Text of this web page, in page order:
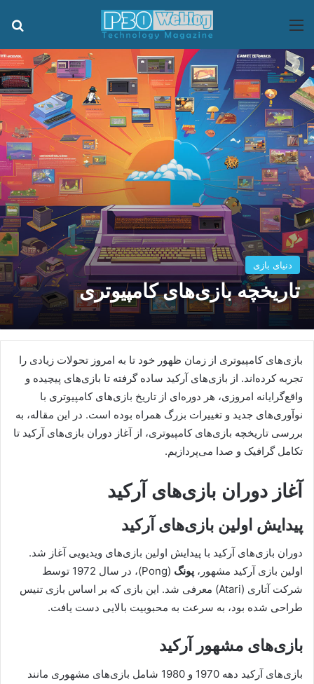
منو
دنیای بازی
تاریخچه بازی‌های کامپیوتری
بازی‌های کامپیوتری از زمان ظهور خود تا به امروز تحولات زیادی را
تجربه کرده‌اند. از بازی‌های آرکید ساده گرفته تا بازی‌های پیچیده و
واقع‌گرایانه امروزی، هر دوره‌ای از تاریخ بازی‌های کامپیوتری با
نوآوری‌های جدید و تغییرات بزرگ همراه بوده است. در این مقاله، به
بررسی تاریخچه بازی‌های کامپیوتری، از آغاز دوران بازی‌های آرکید تا
تکامل گرافیک و صدا می‌پردازیم.
آغاز دوران بازی‌های آرکید
پیدایش اولین بازی‌های آرکید
دوران بازی‌های آرکید با پیدایش اولین بازی‌های ویدیویی آغاز شد.
اولین بازی آرکید مشهور، پونگ
(Pong)، در سال 1972 توسط
شرکت آتاری (Atari) معرفی شد. این بازی که بر اساس بازی تنیس
طراحی شده بود، به سرعت به محبوبیت بالایی دست یافت.
بازی‌های مشهور آرکید
بازی‌های آرکید دهه 1970 و 1980 شامل بازی‌های مشهوری مانند